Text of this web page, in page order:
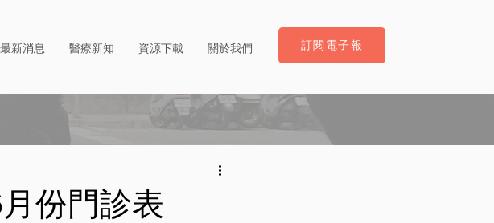
最新消息 醫療新知 資源下載 關於我們 訂閱電子報
份門診表